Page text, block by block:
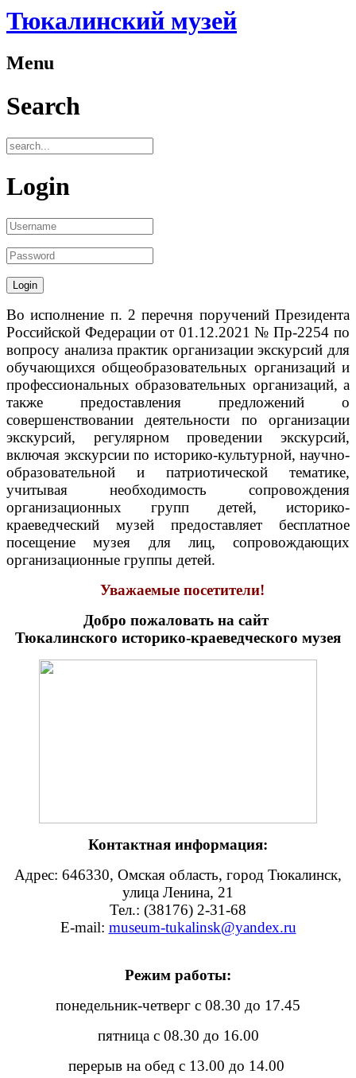
Тюкалинский музей
Menu
Search
Login
Во исполнение п. 2 перечня поручений Президента
Российской Федерации от 01.12.2021 № Пр-2254 по
вопросу анализа практик организации экскурсий для
обучающихся общеобразовательных организаций и
профессиональных образовательных организаций, а
также предоставления предложений о
совершенствовании деятельности по организации
экскурсий, регулярном проведении экскурсий,
включая экскурсии по историко-культурной, научно-
образовательной и патриотической тематике,
учитывая необходимость сопровождения
организационных групп детей, историко-
краеведческий музей предоставляет бесплатное
посещение музея для лиц, сопровождающих
организационные группы детей.
Уважаемые посетители!
Добро пожаловать на сайт
Тюкалинского историко-краеведческого музея
Контактная информация:
Адрес: 646330, Омская область, город Тюкалинск,
улица Ленина, 21
Тел.: (38176) 2-31-68
E-mail: museum-tukalinsk@yandex.ru
Режим работы:
понедельник-четверг с 08.30 до 17.45
пятница с 08.30 до 16.00
перерыв на обед с 13.00 до 14.00